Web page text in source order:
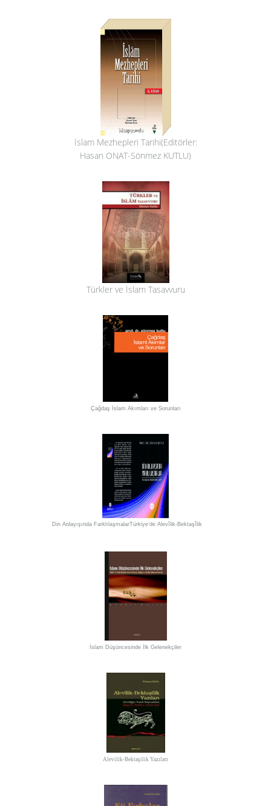
İslam Mezhepleri Tarihi(Editörler:
Hasan ONAT-Sönmez KUTLU)
Türkler ve İslam Tasavvuru
Çağdaş İslam Akımları ve Sorunları
Din Anlayışında FarklılaşmalarTürkiye’de Alevîlik-Bektaşîlik
İslam Düşüncesinde İlk Gelenekçiler
Alevilik-Bektaşilik Yazıları